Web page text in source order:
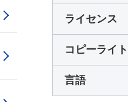
ライセンス
コピーライト
言語